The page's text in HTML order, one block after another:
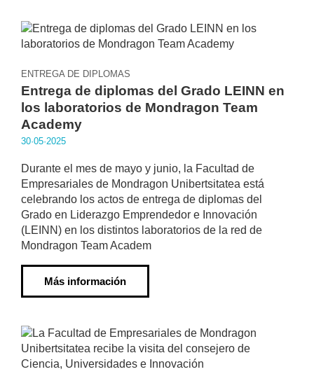
ENTREGA DE DIPLOMAS
Entrega de diplomas del Grado LEINN en
los laboratorios de Mondragon Team
Academy
30·05·2025
Durante el mes de mayo y junio, la Facultad de
Empresariales de Mondragon Unibertsitatea está
celebrando los actos de entrega de diplomas del
Grado en Liderazgo Emprendedor e Innovación
(LEINN) en los distintos laboratorios de la red de
Mondragon Team Academ
Más información